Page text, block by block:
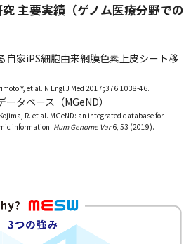
主要実績（ゲノム医療分野での
自家iPS細胞由来網膜色素上皮シート移
Y, et al. N Engl J Med 2017;376:1038-46.
タベース（MGeND）
R. et al. MGeND: an integrated database for
information. Hum Genome Var6, 53 (2019).